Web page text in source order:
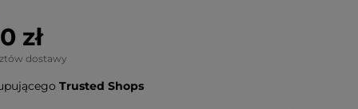
zł
dostawy
Trusted Shops